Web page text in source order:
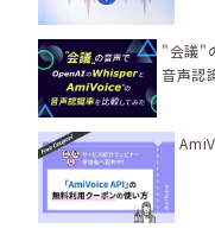
"会議"
音声認